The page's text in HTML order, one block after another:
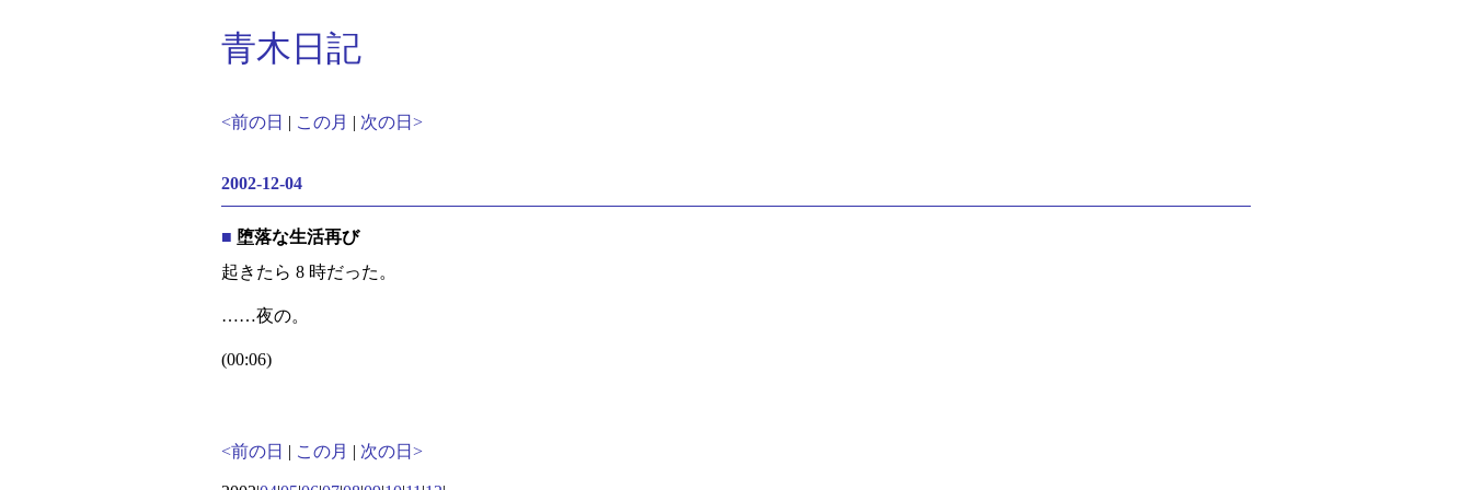
青木日記
<前の日 | この月 | 次の日>
2002-12-04
■ 堕落な生活再び
起きたら 8 時だった。
……夜の。
(00:06)
<前の日 | この月 | 次の日>